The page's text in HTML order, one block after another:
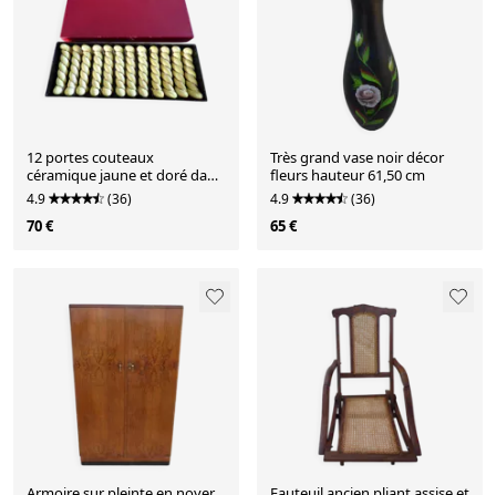
12 portes couteaux
céramique jaune et doré dans
son écrin année 50
4.9 (36)
70 €
Très grand vase noir décor
fleurs hauteur 61,50 cm
4.9 (36)
65 €